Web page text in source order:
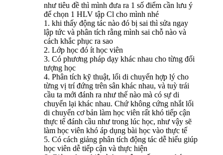
như tiêu đề thì mình đưa ra 1 số điểm cần lưu ý
để chọn 1 HLV tập Cl cho mình nhé
1. khi thấy động tác nào đó bị sai thì sửa ngay
lập tức và phân tích rằng mình sai chỗ nào và
cách khắc phục ra sao
2. Lớp học đó ít học viên
3. Có phương pháp dạy khác nhau cho từng đối
tượng học
4. Phân tích kỹ thuật, lối di chuyển hợp lý cho
từng vị trí đứng trên sân khác nhau, và tuỳ trái
cầu ta mới đánh ra như thế nào mà có sự di
chuyển lại khác nhau. Chứ không cứng nhắt lối
di chuyển cơ bản làm học viên rất khó tiếp cận
thực tế đánh cầu như trong lúc học, như vậy sẽ
làm học viên khó áp dụng bài học vào thực tế
5. Có cách giảng phân tích động tác dễ hiểu giúp
học viên dễ tiếp cận và thực hiện